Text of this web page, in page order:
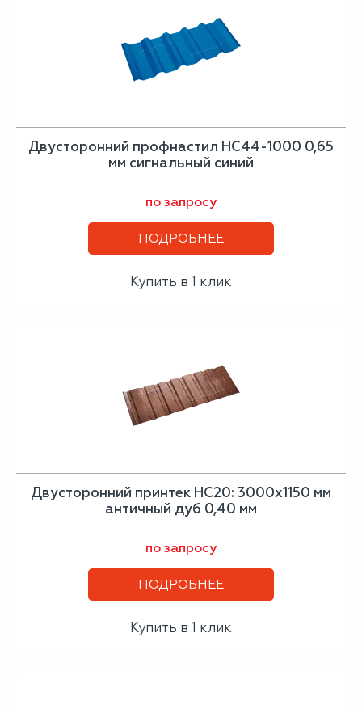
Двусторонний профнастил НС44-1000 0,65
мм сигнальный синий
по запросу
ПОДРОБНЕЕ
Купить в 1 клик
Двусторонний принтек НС20: 3000x1150 мм
античный дуб 0,40 мм
по запросу
ПОДРОБНЕЕ
Купить в 1 клик